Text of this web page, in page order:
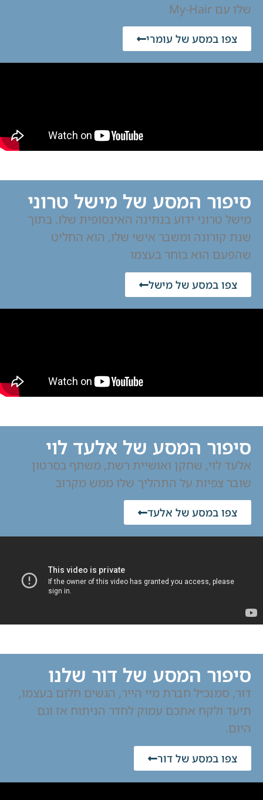
שלו עם My-Hair
צפו במסע של עומרי
סיפור המסע של מישל טרוני
מישל טרוני ידוע בנתינה האינסופית שלו. בתוך
שנת קורונה ומשבר אישי שלו, הוא החליט
שהפעם הוא בוחר בעצמו
צפו במסע של מישל
סיפור המסע של אלעד לוי
אלעד לוי, שחקן ואושיית רשת, משתף בסרטון
שובר צפיות על התהליך שלו ממש מקרוב
צפו במסע של אלעד
סיפור המסע של דור שלנו
דור, סמנכ״ל חברת מיי הייר, הגשים חלום בעצמו,
תיעד ולקח אתכם עמוק לחדר הניתוח אז וגם
היום.
צפו במסע של דור